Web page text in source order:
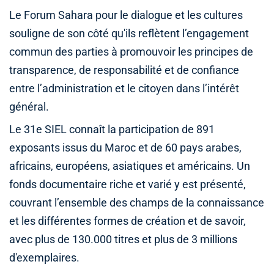
Le Forum Sahara pour le dialogue et les cultures
souligne de son côté qu'ils reflètent l’engagement
commun des parties à promouvoir les principes de
transparence, de responsabilité et de confiance
entre l’administration et le citoyen dans l’intérêt
général.
Le 31e SIEL connaît la participation de 891
exposants issus du Maroc et de 60 pays arabes,
africains, européens, asiatiques et américains. Un
fonds documentaire riche et varié y est présenté,
couvrant l’ensemble des champs de la connaissance
et les différentes formes de création et de savoir,
avec plus de 130.000 titres et plus de 3 millions
d'exemplaires.